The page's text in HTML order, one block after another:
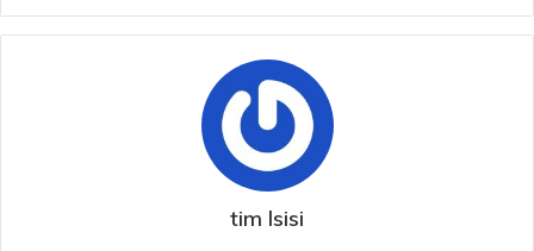
berkembang, mengancam stabilitas sosial dan ekonomi.
Pemerintah melihat pentingnya langkah-langkah terukur
untuk menangani pelaku judi online yang kerap
memanfaatkan celah hukum dan jaringan teknologi yang
Presiden Prabowo juga menekankan bahwa langkah
tim lsisi